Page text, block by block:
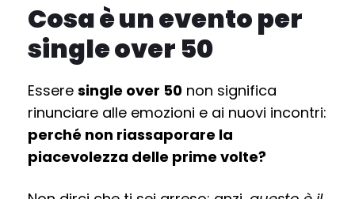
Cosa è un evento per
single over 50
Essere single over 50 non significa
rinunciare alle emozioni e ai nuovi incontri:
perché non riassaporare la
piacevolezza delle prime volte?